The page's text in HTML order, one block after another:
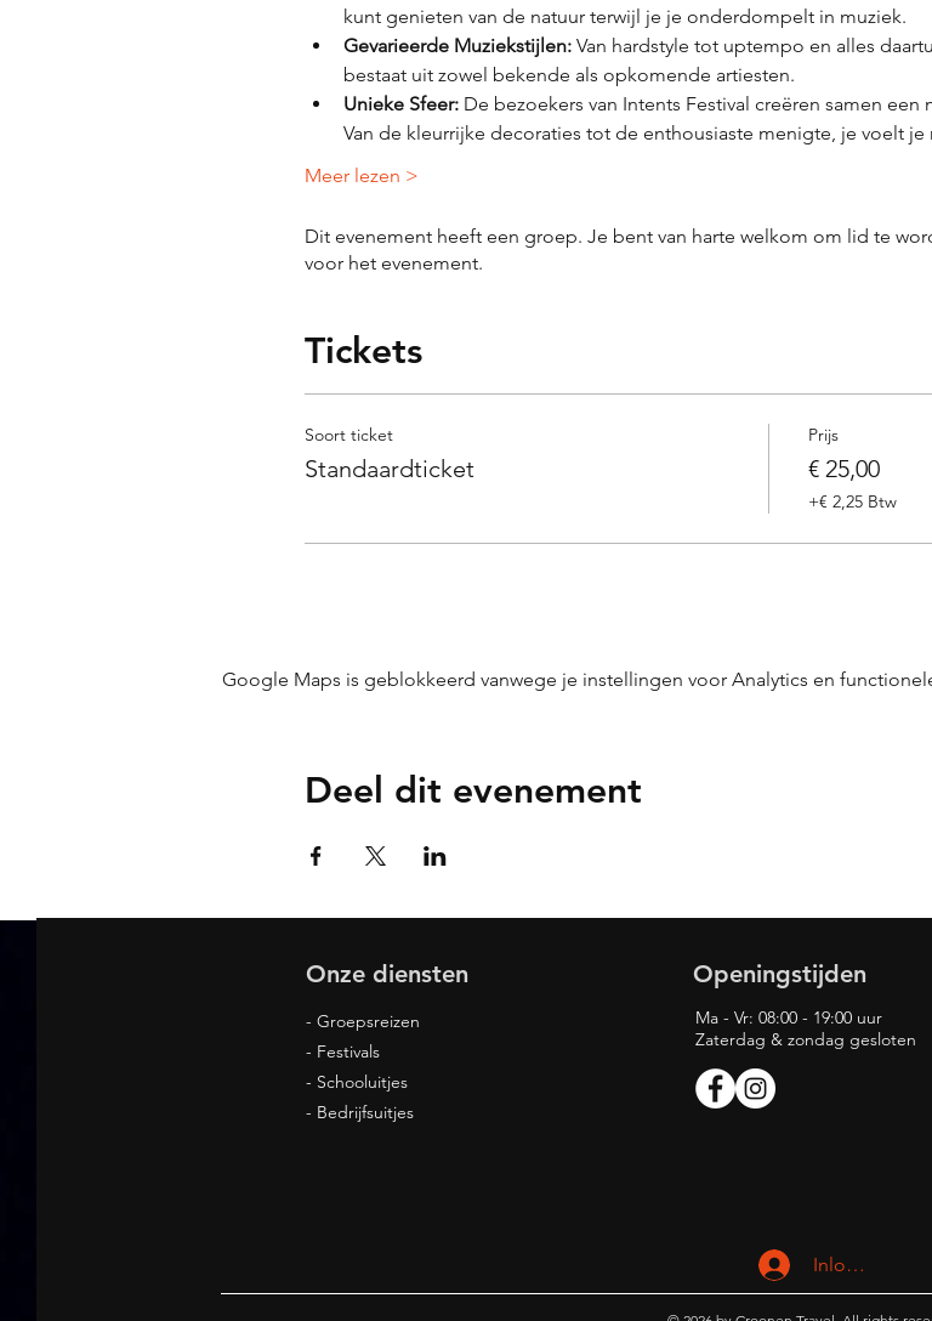
kunt genieten van de natuur terwijl je je onderdompelt in muziek.
Gevarieerde Muziekstijlen: Van hardstyle tot uptempo en alles
bestaat uit zowel bekende als opkomende artiesten.
Unieke Sfeer: De bezoekers van Intents Festival creëren samen
Van de kleurrijke decoraties tot de enthousiaste menigte, je voelt je
Meer lezen >
Dit evenement heeft een groep. Je bent van harte welkom om lid te
voor het evenement.
Tickets
Soort ticket
Standaardticket
Prijs
€ 25,00
+€ 2,25 Btw
Google Maps is geblokkeerd vanwege je instellingen voor Analytics en
Deel dit evenement
Onze diensten
- Groepsreizen
- Festivals
- Schooluitjes
- Bedrijfsuitjes
Openingstijden
Ma - Vr: 08:00 - 19:00 uur
Zaterdag & zondag gesloten
Inloggen